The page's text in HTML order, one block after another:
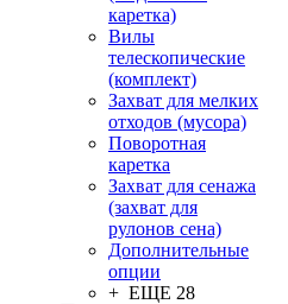
каретка)
Вилы
телескопические
(комплект)
Захват для мелких
отходов (мусора)
Поворотная
каретка
Захват для сенажа
(захват для
рулонов сена)
Дополнительные
опции
+ ЕЩЕ 28